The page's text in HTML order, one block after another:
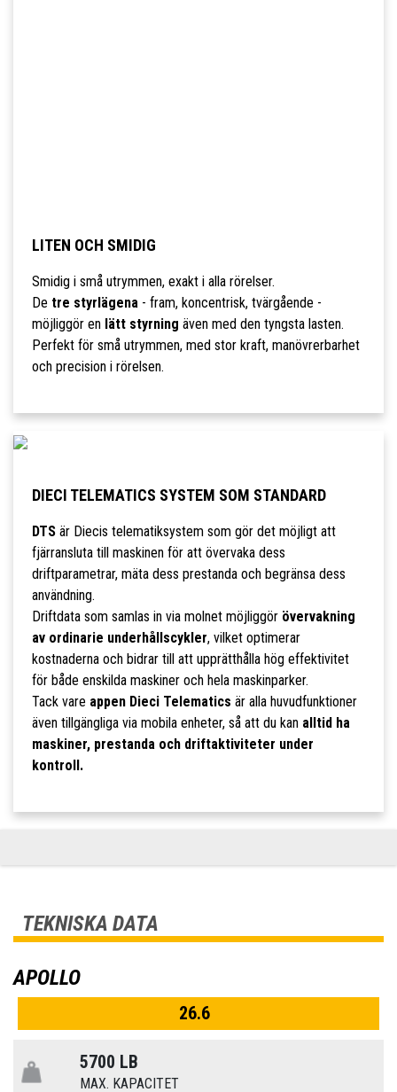
LITEN OCH SMIDIG
Smidig i små utrymmen, exakt i alla rörelser.
De tre styrlägena- fram, koncentrisk, tvärgående -
möjliggör en lätt styrning även med den tyngsta lasten.
Perfekt för små utrymmen, med stor kraft, manövrerbarhet
och precision i rörelsen.
DIECI TELEMATICS SYSTEM SOM STANDARD
DTSär Diecis telematiksystem som gör det möjligt att
fjärransluta till maskinen för att övervaka dess
driftparametrar, mäta dess prestanda och begränsa dess
användning.
Driftdata som samlas in via molnet möjliggör övervakning
av ordinarie underhållscykler, vilket optimerar
kostnaderna och bidrar till att upprätthålla hög effektivitet
för både enskilda maskiner och hela maskinparker.
Tack vare appen Dieci Telematics är alla huvudfunktioner
även tillgängliga via mobila enheter, så att du kan alltid ha
maskiner, prestanda och driftaktiviteter under
kontroll.
TEKNISKA DATA
APOLLO
26.6
5700 LB
MAX. KAPACITET